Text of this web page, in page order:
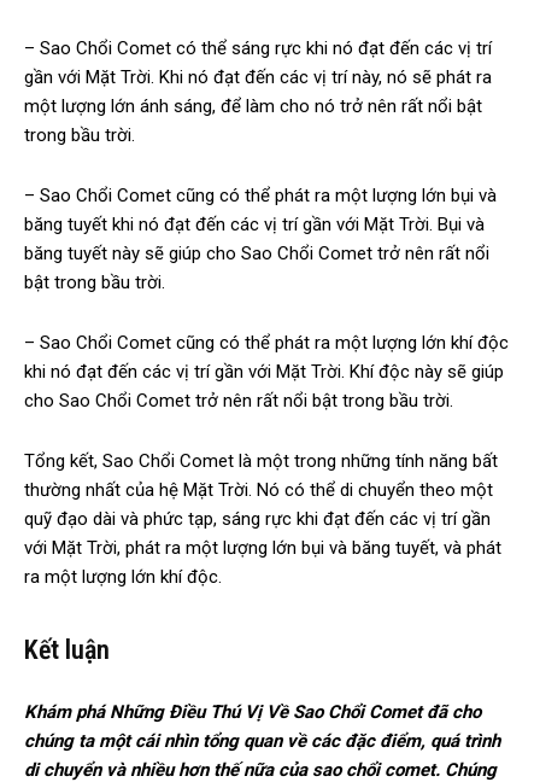
– Sao Chổi Comet có thể sáng rực khi nó đạt đến các vị trí
gần với Mặt Trời. Khi nó đạt đến các vị trí này, nó sẽ phát ra
một lượng lớn ánh sáng, để làm cho nó trở nên rất nổi bật
trong bầu trời.
– Sao Chổi Comet cũng có thể phát ra một lượng lớn bụi và
băng tuyết khi nó đạt đến các vị trí gần với Mặt Trời. Bụi và
băng tuyết này sẽ giúp cho Sao Chổi Comet trở nên rất nổi
bật trong bầu trời.
– Sao Chổi Comet cũng có thể phát ra một lượng lớn khí độc
khi nó đạt đến các vị trí gần với Mặt Trời. Khí độc này sẽ giúp
cho Sao Chổi Comet trở nên rất nổi bật trong bầu trời.
Tổng kết, Sao Chổi Comet là một trong những tính năng bất
thường nhất của hệ Mặt Trời. Nó có thể di chuyển theo một
quỹ đạo dài và phức tạp, sáng rực khi đạt đến các vị trí gần
với Mặt Trời, phát ra một lượng lớn bụi và băng tuyết, và phát
ra một lượng lớn khí độc.
Kết luận
Khám phá Những Điều Thú Vị Về Sao Chổi Comet đã cho
chúng ta một cái nhìn tổng quan về các đặc điểm, quá trình
di chuyển và nhiều hơn thế nữa của sao chổi comet. Chúng